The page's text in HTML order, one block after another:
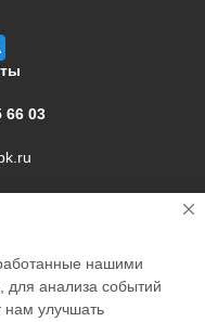
66 03
нашими
для анализа событий
нам улучшать